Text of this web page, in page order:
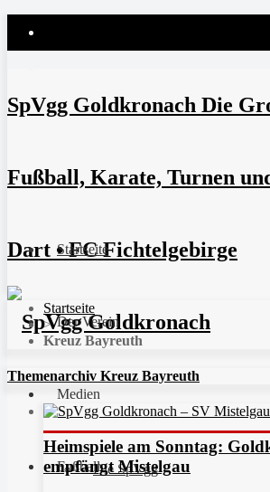
SpVgg Goldkronach Die
Fußball, Karate, Turnen
Dart • FC Fichtelgebirge
Startseite
Der Verein
Die SpVgg
Medien
Fußball
Startseite
>
Kreuz Bayreuth
Themenarchiv Kreuz Bayreuth
Heimspiele am Sonntag:
empfängt Mistelgau